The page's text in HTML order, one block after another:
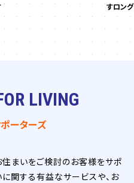
すロン
LIVING
ーターズ
住まいをご検討のお客様をサポ
関する有益なサービスや、お